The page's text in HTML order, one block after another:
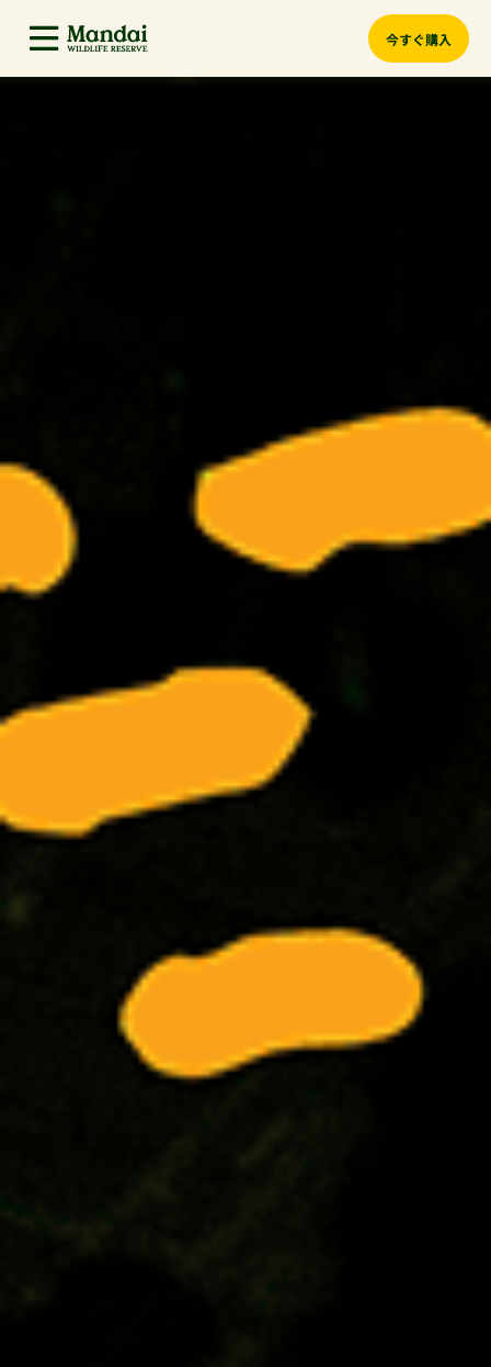
今すぐ購入